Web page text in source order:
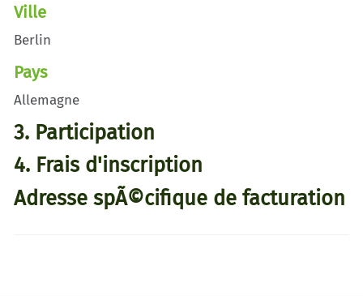
Ville
Berlin
Pays
Allemagne
3. Participation
4. Frais d'inscription
Adresse spÃ©cifique de facturation